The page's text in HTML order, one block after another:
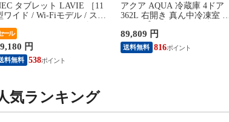
タブレット LAVIE ［11
ワイド / Wi-Fiモデル / スト
レージ：256GB］ サンドロー
PC-T1175LAC
ール
円
料無料 538
アクア AQUA 冷蔵庫 4ドア
362L 右開き 真ん中冷凍室 幅
60cm ブライトシャンパン
AQR-36A-N（標準設置無料）
89,809 円
送料無料 816
気ランキング